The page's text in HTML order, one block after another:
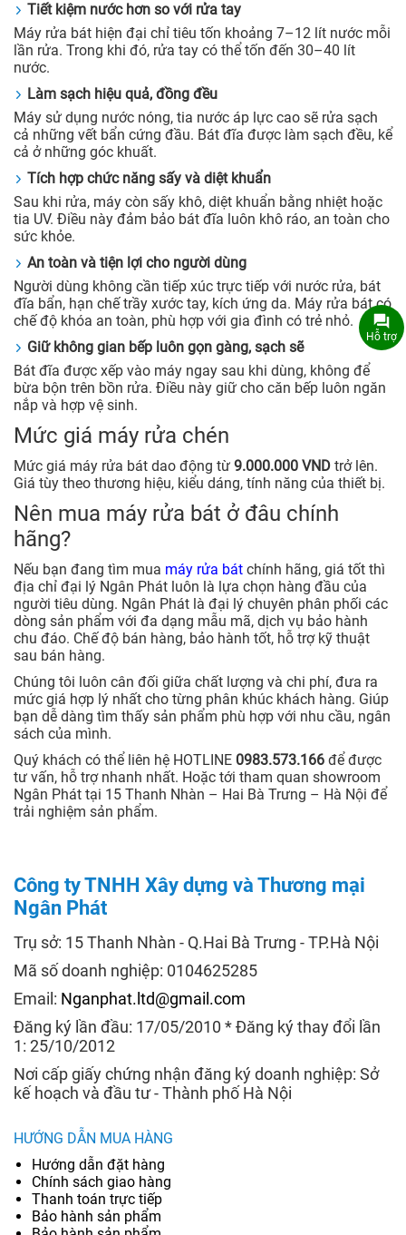
Tiết kiệm nước hơn so với rửa tay
Máy rửa bát hiện đại chỉ tiêu tốn khoảng 7–12 lít nước mỗi
lần rửa. Trong khi đó, rửa tay có thể tốn đến 30–40 lít
nước.
Làm sạch hiệu quả, đồng đều
Máy sử dụng nước nóng, tia nước áp lực cao sẽ rửa sạch
cả những vết bẩn cứng đầu. Bát đĩa được làm sạch đều, kể
cả ở những góc khuất.
Tích hợp chức năng sấy và diệt khuẩn
Sau khi rửa, máy còn sấy khô, diệt khuẩn bằng nhiệt hoặc
tia UV. Điều này đảm bảo bát đĩa luôn khô ráo, an toàn cho
sức khỏe.
An toàn và tiện lợi cho người dùng
Người dùng không cần tiếp xúc trực tiếp với nước rửa, bát
đĩa bẩn, hạn chế trầy xước tay, kích ứng da. Máy rửa bát có
chế độ khóa an toàn, phù hợp với gia đình có trẻ nhỏ.
Giữ không gian bếp luôn gọn gàng, sạch sẽ
Bát đĩa được xếp vào máy ngay sau khi dùng, không để
bừa bộn trên bồn rửa. Điều này giữ cho căn bếp luôn ngăn
nắp và hợp vệ sinh.
Mức giá máy rửa chén
Mức giá máy rửa bát dao động từ 9.000.000 VND trở lên.
Giá tùy theo thương hiệu, kiểu dáng, tính năng của thiết bị.
Nên mua máy rửa bát ở đâu chính
hãng?
Nếu bạn đang tìm mua máy rửa bát chính hãng, giá tốt thì
địa chỉ đại lý Ngân Phát luôn là lựa chọn hàng đầu của
người tiêu dùng. Ngân Phát là đại lý chuyên phân phối các
dòng sản phẩm với đa dạng mẫu mã, dịch vụ bảo hành
chu đáo. Chế độ bán hàng, bảo hành tốt, hỗ trợ kỹ thuật
sau bán hàng.
Chúng tôi luôn cân đối giữa chất lượng và chi phí, đưa ra
mức giá hợp lý nhất cho từng phân khúc khách hàng. Giúp
bạn dễ dàng tìm thấy sản phẩm phù hợp với nhu cầu, ngân
sách của mình.
Quý khách có thể liên hệ HOTLINE 0983.573.166 để được
tư vấn, hỗ trợ nhanh nhất. Hoặc tới tham quan showroom
Ngân Phát tại 15 Thanh Nhàn – Hai Bà Trưng – Hà Nội để
trải nghiệm sản phẩm.
Công ty TNHH Xây dựng và Thương mại
Ngân Phát
Trụ sở: 15 Thanh Nhàn - Q.Hai Bà Trưng - TP.Hà Nội
Mã số doanh nghiệp: 0104625285
Email: Nganphat.ltd@gmail.com
Đăng ký lần đầu: 17/05/2010 * Đăng ký thay đổi lần
1: 25/10/2012
Nơi cấp giấy chứng nhận đăng ký doanh nghiệp: Sở
kế hoạch và đầu tư - Thành phố Hà Nội
HƯỚNG DẪN MUA HÀNG
Hướng dẫn đặt hàng
Chính sách giao hàng
Thanh toán trực tiếp
Bảo hành sản phẩm
Hỗ trợ